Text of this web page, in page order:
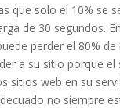
que solo el 10% se
de 30 segundos.
perder el 80%
a su sitio porque el
sitios web en su
no siempre